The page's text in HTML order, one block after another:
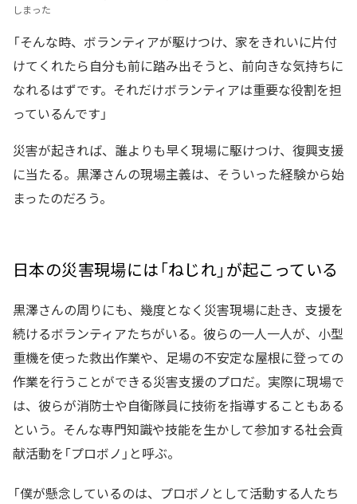
しまった
「そんな時、ボランティアが駆けつけ、家をきれいに片付
けてくれたら自分も前に踏み出そうと、前向きな気持ちに
なれるはずです。それだけボランティアは重要な役割を担
っているんです」
災害が起きれば、誰よりも早く現場に駆けつけ、復興支援
に当たる。黒澤さんの現場主義は、そういった経験から始
まったのだろう。
日本の災害現場には「ねじれ」が起こっている
黒澤さんの周りにも、幾度となく災害現場に赴き、支援を
続けるボランティアたちがいる。彼らの一人一人が、小型
重機を使った救出作業や、足場の不安定な屋根に登っての
作業を行うことができる災害支援のプロだ。実際に現場で
は、彼らが消防士や自衛隊員に技術を指導することもある
という。そんな専門知識や技能を生かして参加する社会貢
献活動を「プロボノ」と呼ぶ。
「僕が懸念しているのは、プロボノとして活動する人たち